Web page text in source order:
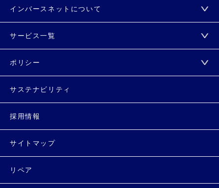
インバースネットについて
サービス一覧
ポリシー
サステナビリティ
採用情報
サイトマップ
リペア